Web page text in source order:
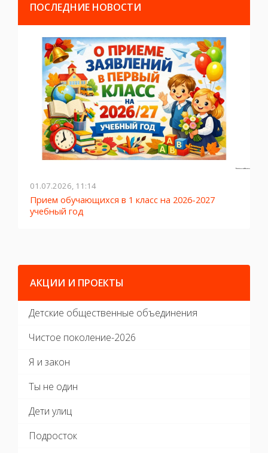
ПОСЛЕДНИЕ НОВОСТИ
01.07.2026, 11:14
Прием обучающихся в 1 класс на 2026-2027
учебный год
АКЦИИ И ПРОЕКТЫ
Детские общественные объединения
Чистое поколение-2026
Я и закон
Ты не один
Дети улиц
Подросток